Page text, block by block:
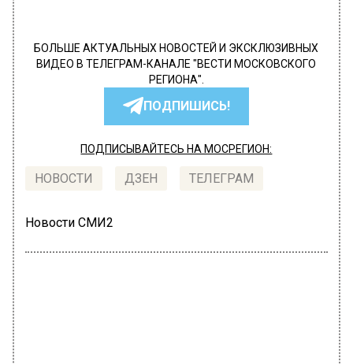
БОЛЬШЕ АКТУАЛЬНЫХ НОВОСТЕЙ И ЭКСКЛЮЗИВНЫХ
ВИДЕО В ТЕЛЕГРАМ-КАНАЛЕ "ВЕСТИ МОСКОВСКОГО
РЕГИОНА".
ПОДПИШИСЬ!
ПОДПИСЫВАЙТЕСЬ НА МОСРЕГИОН:
НОВОСТИ ДЗЕН ТЕЛЕГРАМ
Новости СМИ2